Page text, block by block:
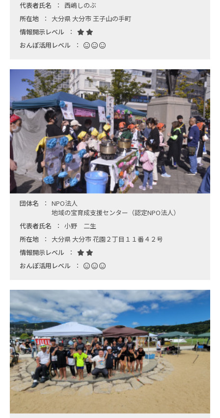
代表者氏名
西嶋しのぶ
所在地
大分県 大分市 王子山の手町
情報開示レベル
おんぽ活用レベル
団体名
NPO法人
地域の宝育成支援センター（認定NPO法人）
代表者氏名
小野 二生
所在地
大分県 大分市 花園２丁目１１番４２号
情報開示レベル
おんぽ活用レベル